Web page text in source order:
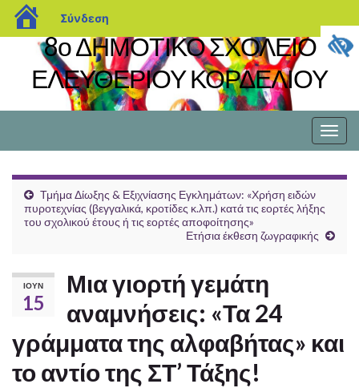
blogs.sch.gr
Σύνδεση
8ο ΔΗΜΟΤΙΚΟ ΣΧΟΛΕΙΟ
ΕΛΕΥΘΕΡΙΟΥ ΚΟΡΔΕΛΙΟΥ
Τμήμα Δίωξης & Εξιχνίασης Εγκλημάτων: «Χρήση ειδών
πυροτεχνίας (βεγγαλικά, κροτίδες κ.λπ.) κατά τις εορτές λήξης
του σχολικού έτους ή τις εορτές αποφοίτησης»
Ετήσια έκθεση ζωγραφικής
ΙΟΎΝ
15
Μια γιορτή γεμάτη
αναμνήσεις: «Τα 24
γράμματα της αλφαβήτας» και
το αντίο της ΣΤ’ Τάξης!